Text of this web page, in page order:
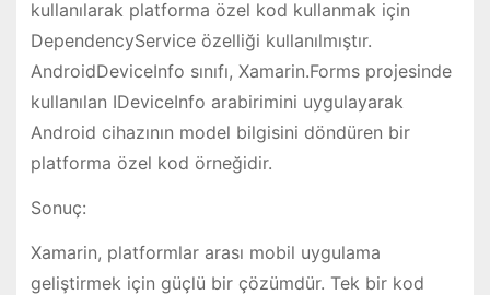
kullanılarak platforma özel kod kullanmak için
DependencyService özelliği kullanılmıştır.
AndroidDeviceInfo sınıfı, Xamarin.Forms projesinde
kullanılan IDeviceInfo arabirimini uygulayarak
Android cihazının model bilgisini döndüren bir
platforma özel kod örneğidir.
Sonuç:
Xamarin, platformlar arası mobil uygulama
geliştirmek için güçlü bir çözümdür. Tek bir kod